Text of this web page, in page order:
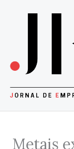
Metais